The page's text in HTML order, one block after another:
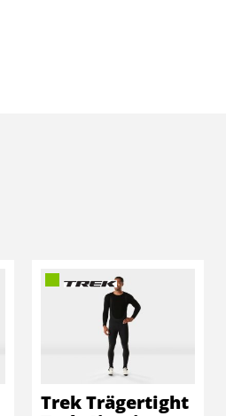
Trek Trägertight